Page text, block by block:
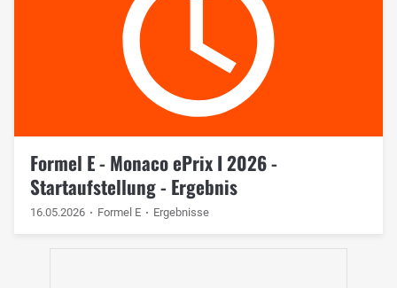
Formel E - Monaco ePrix I 2026 -
Startaufstellung - Ergebnis
16.05.2026 Formel E Ergebnisse